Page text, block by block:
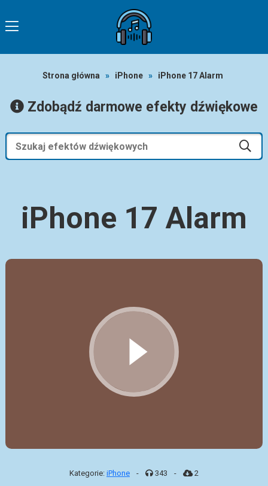
Strona główna » iPhone » iPhone 17 Alarm
Zdobądź darmowe efekty dźwiękowe
iPhone 17 Alarm
Kategorie: iPhone - 343 - 2